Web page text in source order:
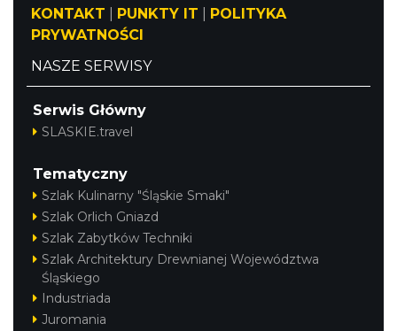
KONTAKT PUNKTY IT
POLITYKA
PRYWATNOŚCI
NASZE SERWISY
Serwis Główny
SLASKIE.travel
Tematyczny
Szlak Kulinarny "Śląskie Smaki"
Szlak Orlich Gniazd
Szlak Zabytków Techniki
Szlak Architektury Drewnianej Województwa
Śląskiego
Industriada
Juromania